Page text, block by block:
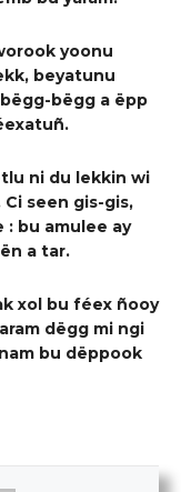
yoonu
, beyatunu
bëgg a ëpp
ni du lekkin wi
seen gis-gis,
: bu amulee ay
a tar.
xol bu féex ñooy
dëgg mi ngi
bu dëppook